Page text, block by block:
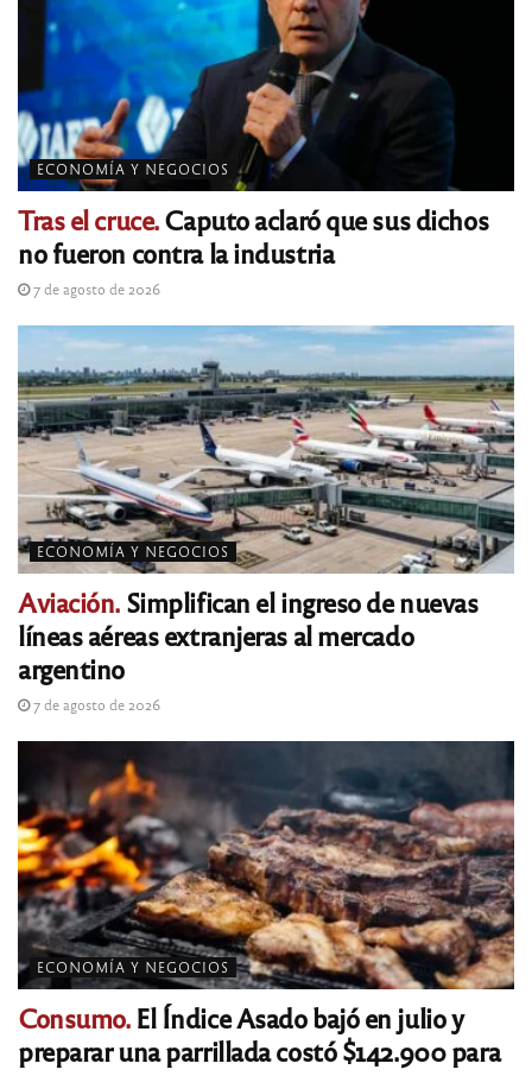
ECONOMÍA Y NEGOCIOS
Tras el cruce.Caputo aclaró que sus dichos
no fueron contra la industria
7 de agosto de 2026
ECONOMÍA Y NEGOCIOS
Aviación. Simplifican el ingreso de nuevas
líneas aéreas extranjeras al mercado
argentino
7 de agosto de 2026
ECONOMÍA Y NEGOCIOS
Consumo.El Índice Asado bajó en julio y
preparar una parrillada costó $142.900 para